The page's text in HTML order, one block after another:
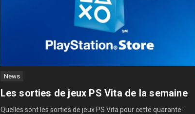
News
Les sorties de jeux PS Vita de la semaine
Quelles sont les sorties de jeux PS Vita pour cette quarante-